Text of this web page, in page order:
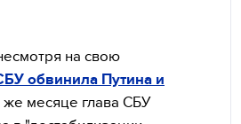
на свою
обвинила Путина и
же месяце глава СБУ